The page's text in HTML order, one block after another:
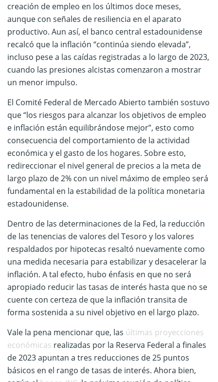
creación de empleo en los últimos doce meses,
aunque con señales de resiliencia en el aparato
productivo. Aun así, el banco central estadounidense
recalcó que la inflación “continúa siendo elevada”,
incluso pese a las caídas registradas a lo largo de 2023,
cuando las presiones alcistas comenzaron a mostrar
un menor impulso.
El Comité Federal de Mercado Abierto también sostuvo
que “los riesgos para alcanzar los objetivos de empleo
e inflación están equilibrándose mejor”, esto como
consecuencia del comportamiento de la actividad
económica y el gasto de los hogares. Sobre esto,
redireccionar el nivel general de precios a la meta de
largo plazo de 2% con un nivel máximo de empleo será
fundamental en la estabilidad de la política monetaria
estadounidense.
Dentro de las determinaciones de la Fed, la reducción
de las tenencias de valores del Tesoro y los valores
respaldados por hipotecas resaltó nuevamente como
una medida necesaria para estabilizar y desacelerar la
inflación. A tal efecto, hubo énfasis en que no será
apropiado reducir las tasas de interés hasta que no se
cuente con certeza de que la inflación transita de
forma sostenida a su nivel objetivo en el largo plazo.
Vale la pena mencionar que, las últimas proyecciones
económicas realizadas por la Reserva Federal a finales
de 2023 apuntan a tres reducciones de 25 puntos
básicos en el rango de tasas de interés. Ahora bien,